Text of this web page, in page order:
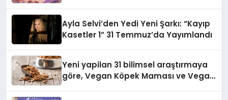
Ayla Selvi’den Yedi Yeni Şarkı: “Kayıp
Kasetler 1” 31 Temmuz’da Yayımlandı
Yeni yapilan 31 bilimsel araştırmaya
göre, Vegan Köpek Maması ve Vegan